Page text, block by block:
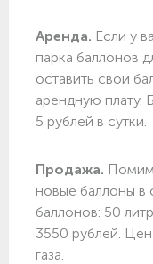
Аренда. Если у
парка баллонов
оставить свои
арендную плату.
5 рублей в сутки.
Продажа.
новые баллоны в
баллонов: 50
3550 рублей.
газа.